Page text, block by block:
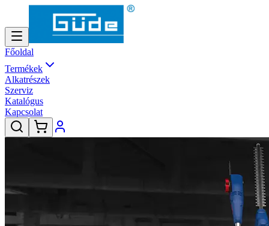
Főoldal
Termékek
Alkatrészek
Szerviz
Katalógus
Kapcsolat